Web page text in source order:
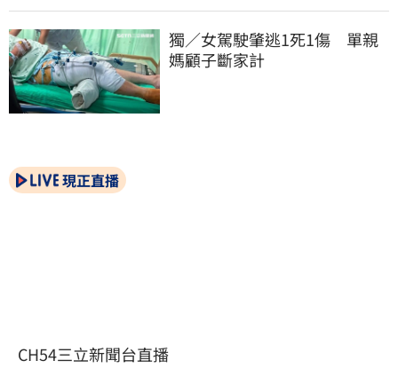
獨／女駕駛肇逃1死1傷　單親
媽顧子斷家計
現正直播
CH54三立新聞台直播